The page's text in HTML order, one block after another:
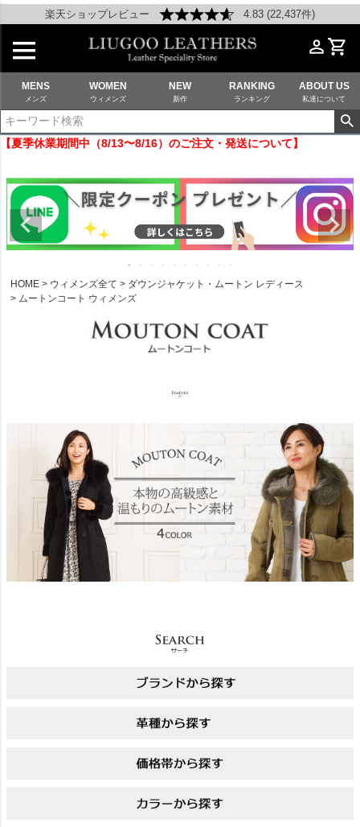
楽天ショップレビュー 4.83 (22,437件)
MENS
メンズ
WOMEN
ウィメンズ
NEW
新作
RANKING
ランキング
ABOUT US
私達について
【夏季休業期間中（8/13〜8/16）のご注文・発送について】
HOME ウィメンズ全て
ダウンジャケット・ムートン レディース
ムートンコート ウィメンズ